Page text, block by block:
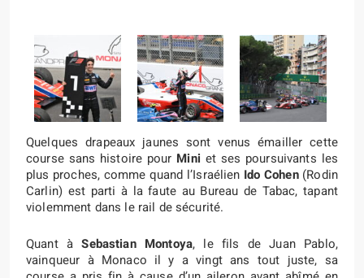
Quelques drapeaux jaunes sont venus émailler cette
course sans histoire pour Mini et ses poursuivants les
plus proches, comme quand l’Israélien Ido Cohen(Rodin
Carlin) est parti à la faute au Bureau de Tabac, tapant
violemment dans le rail de sécurité.
Quant àSebastian Montoya, le fils de Juan Pablo,
vainqueur à Monaco il y a vingt ans tout juste, sa